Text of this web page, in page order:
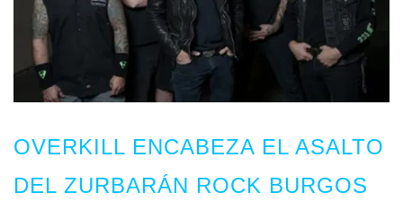
OVERKILL ENCABEZA EL ASALTO
DEL ZURBARÁN ROCK BURGOS